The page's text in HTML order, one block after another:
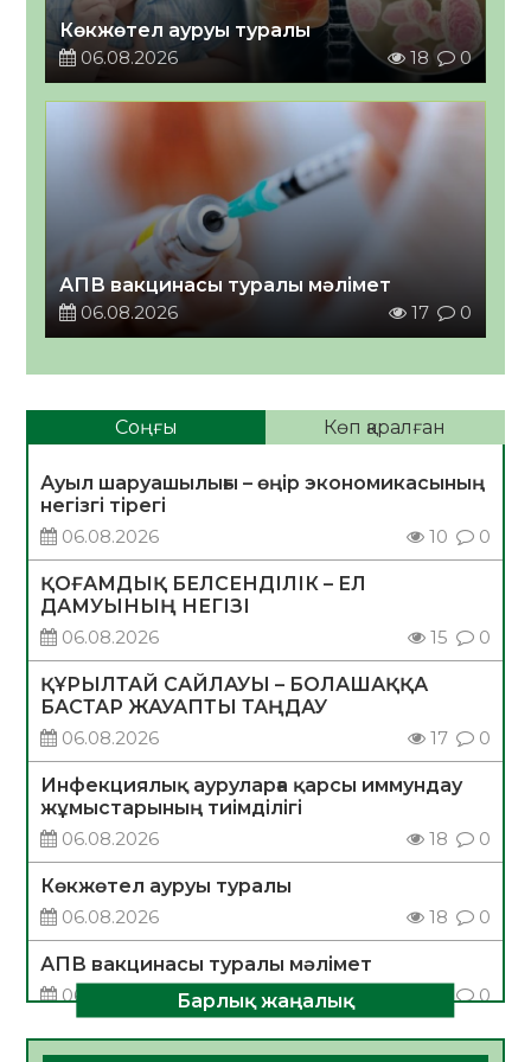
Көкжөтел ауруы туралы
06.08.2026
18 0
АПВ вакцинасы туралы мәлімет
06.08.2026
17 0
Соңғы Көп қаралған
Ауыл шаруашылығы – өңір экономикасының
негізгі тірегі
06.08.2026
10 0
ҚОҒАМДЫҚ БЕЛСЕНДІЛІК – ЕЛ
ДАМУЫНЫҢ НЕГІЗІ
06.08.2026
15 0
ҚҰРЫЛТАЙ САЙЛАУЫ – БОЛАШАҚҚА
БАСТАР ЖАУАПТЫ ТАҢДАУ
06.08.2026
17 0
Инфекциялық ауруларға қарсы иммундау
жұмыстарының тиімділігі
06.08.2026
18 0
Көкжөтел ауруы туралы
06.08.2026
18 0
АПВ вакцинасы туралы мәлімет
06.08.2026
0
Open Air: Қызылорда облысы полиция
Барлық жаңалық